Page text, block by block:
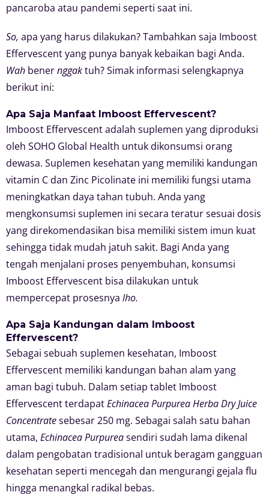
pancaroba atau pandemi seperti saat ini.
So, apa yang harus dilakukan? Tambahkan saja Imboost
Effervescent yang punya banyak kebaikan bagi Anda.
Wah benernggaktuh? Simak informasi selengkapnya
berikut ini:
Apa Saja Manfaat Imboost Effervescent?
Imboost Effervescent adalah suplemen yang diproduksi
oleh SOHO Global Health untuk dikonsumsi orang
dewasa. Suplemen kesehatan yang memiliki kandungan
vitamin C dan Zinc Picolinate ini memiliki fungsi utama
meningkatkan daya tahan tubuh. Anda yang
mengkonsumsi suplemen ini secara teratur sesuai dosis
yang direkomendasikan bisa memiliki sistem imun kuat
sehingga tidak mudah jatuh sakit. Bagi Anda yang
tengah menjalani proses penyembuhan, konsumsi
Imboost Effervescent bisa dilakukan untuk
mempercepat prosesnya lho.
Apa Saja Kandungan dalam Imboost
Effervescent?
Sebagai sebuah suplemen kesehatan, Imboost
Effervescent memiliki kandungan bahan alam yang
aman bagi tubuh. Dalam setiap tablet Imboost
Effervescent terdapatEchinacea Purpurea Herba Dry Juice
Concentratesebesar 250 mg. Sebagai salah satu bahan
utama, Echinacea Purpureasendiri sudah lama dikenal
dalam pengobatan tradisional untuk beragam gangguan
kesehatan seperti mencegah dan mengurangi gejala flu
hingga menangkal radikal bebas.